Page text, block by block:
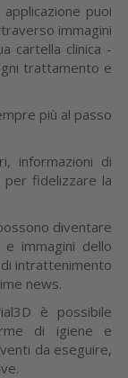
puoi
immagini
cartella clinica -
trattamento e
più al passo
informazioni di
per fidelizzare la
diventare
immagini dello
intrattenimento
news.
è possibile
di igiene e
da eseguire,